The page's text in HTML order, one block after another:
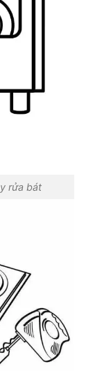
rửa bát